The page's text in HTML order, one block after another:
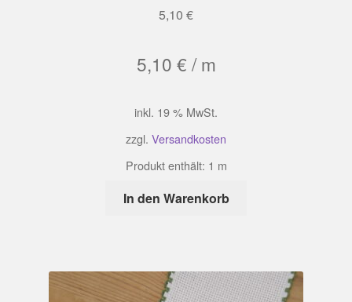
5,10 €
5,10 € /m
inkl. 19 % MwSt.
zzgl. Versandkosten
Produkt enthält: 1 m
In den Warenkorb